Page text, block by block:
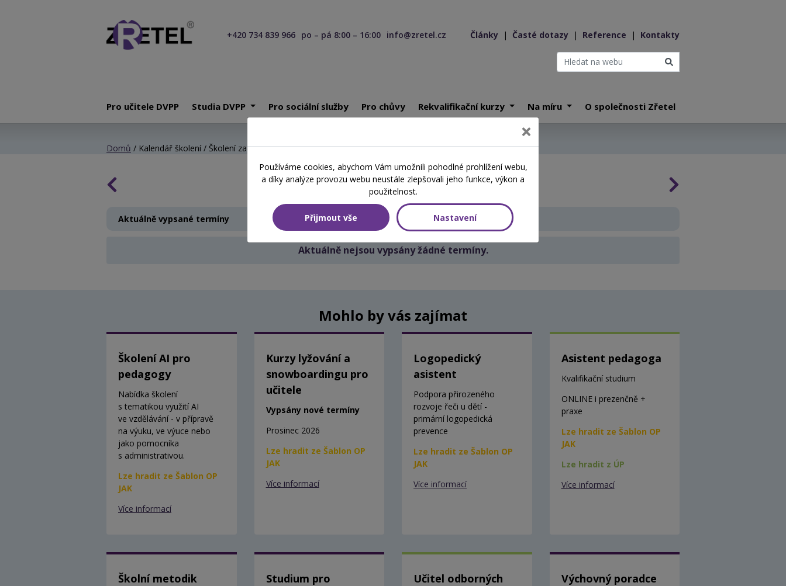
+420 734 839 966 po – pá 8:00 – 16:00 info@zretel.cz Články | Časté dotazy | Reference | Kontakty
Pro učitele DVPP Studia DVPP Pro sociální služby Pro chůvy Rekvalifikační kurzy Na míru O společnosti Zřetel
Domů / Kalendář školení / Školení začínající 27. 04. 2026
Školení začínající 27. 04. 2026
Aktuálně vypsané termíny
Aktuálně nejsou vypsány žádné termíny.
Mohlo by vás zajímat
Školení AI pro
pedagogy
Nabídka školení
s tematikou využití AI
ve vzdělávání - v přípravě
na výuku, ve výuce nebo
jako pomocníka
s administrativou.
Lze hradit ze Šablon OP
JAK
Více informací
Kurzy lyžování a
snowboardingu pro
učitele
Vypsány nové termíny
Prosinec 2026
Lze hradit ze Šablon OP
JAK
Více informací
Logopedický
asistent
Podpora přirozeného
rozvoje řeči u dětí -
primární logopedická
prevence
Lze hradit ze Šablon OP
JAK
Více informací
Asistent pedagoga
Kvalifikační studium
ONLINE i prezenčně +
praxe
Lze hradit ze Šablon OP
JAK
Lze hradit z ÚP
Více informací
Školní metodik
Studium pro
Učitel odborných
Výchovný poradce
Používáme cookies, abychom Vám umožnili pohodlné prohlížení webu,
a díky analýze provozu webu neustále zlepšovali jeho funkce, výkon a
použitelnost.
Přijmout vše Nastavení